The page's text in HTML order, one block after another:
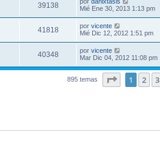
39138
Mié Ene 30, 2013 1:13 pm
41818 por vicente
Mié Dic 12, 2012 1:51 pm
40348 por vicente
Mar Dic 04, 2012 11:08 pm
895 temas Página1 de
1 2 3